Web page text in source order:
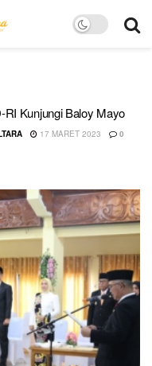
RI Kunjungi Baloy Mayo
17 MARET 2023 0